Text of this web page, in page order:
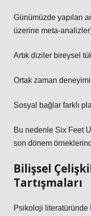
Günümüzde yapılan
üzerine meta-
Artık diziler bireysel
Ortak zaman deneyimi
Sosyal bağlar farklı
Bu nedenle Six Feet
son dönem
Bilişsel
Tartışmaları
Psikoloji literatüründe